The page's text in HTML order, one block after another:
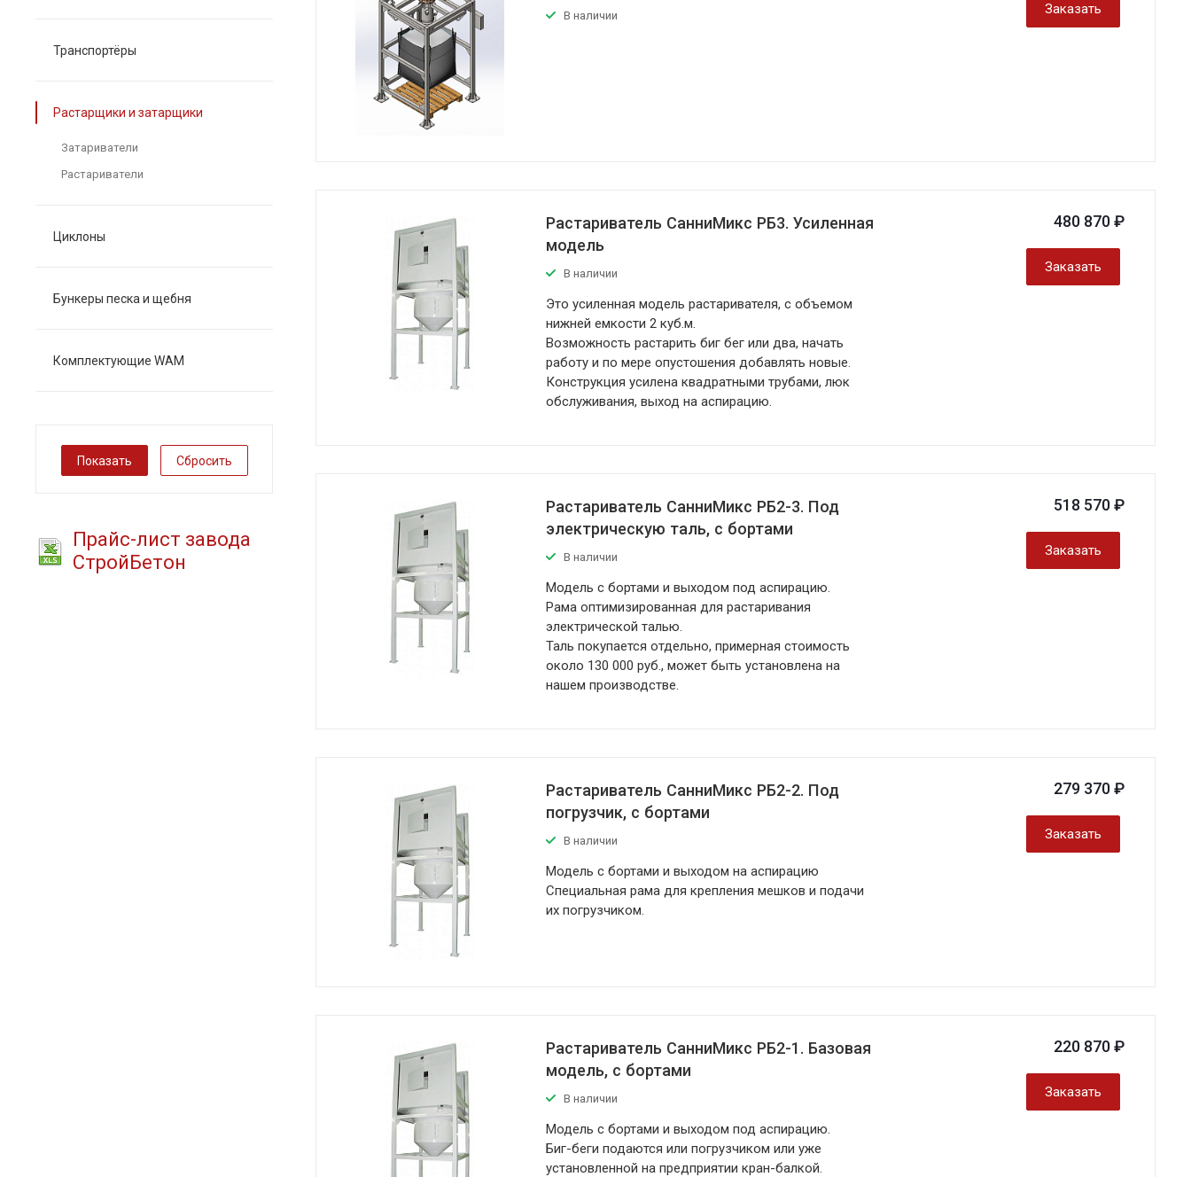
В наличии Заказать
Растариватель СанниМикс РБ3. Усиленная
модель
В наличии
Это усиленная модель растаривателя, с объемом
нижней емкости 2 куб.м.
Возможность растарить биг бег или два, начать
работу и по мере опустошения добавлять новые.
Конструкция усилена квадратными трубами, люк
обслуживания, выход на аспирацию.
480 870 ₽
Заказать
Растариватель СанниМикс РБ2-3. Под
электрическую таль, с бортами
В наличии
Модель с бортами и выходом под аспирацию.
Рама оптимизированная для растаривания
электрической талью.
Таль покупается отдельно, примерная стоимость
около 130 000 руб., может быть установлена на
нашем производстве.
518 570 ₽
Заказать
Растариватель СанниМикс РБ2-2. Под
погрузчик, с бортами
В наличии
Модель с бортами и выходом на аспирацию
Специальная рама для крепления мешков и подачи
их погрузчиком.
279 370 ₽
Заказать
Растариватель СанниМикс РБ2-1. Базовая
модель, с бортами
В наличии
Модель с бортами и выходом под аспирацию.
Биг-беги подаются или погрузчиком или уже
установленной на предприятии кран-балкой.
220 870 ₽
Заказать
Транспортёры
Растарщики и затарщики
Затариватели
Растариватели
Циклоны
Бункеры песка и щебня
Комплектующие WAM
Сбросить
Прайс-лист завода
СтройБетон